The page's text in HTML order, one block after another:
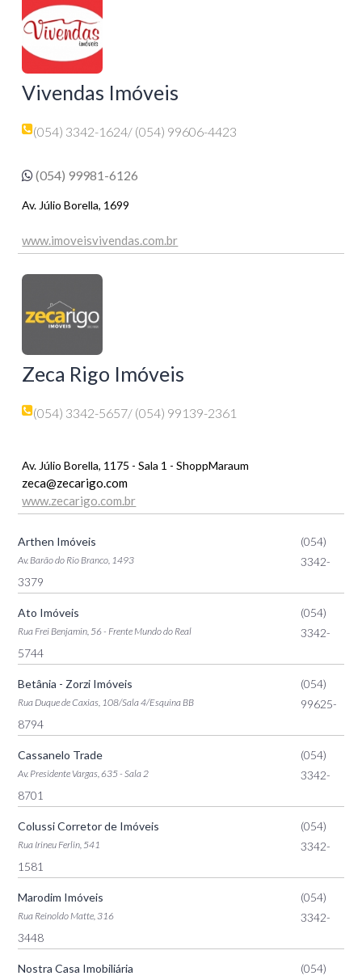
Vivendas Imóveis
(054) 3342-1624/ (054) 99606-4423
(054) 99981-6126
Av. Júlio Borella, 1699
www.imoveisvivendas.com.br
Zeca Rigo Imóveis
(054) 3342-5657/ (054) 99139-2361
Av. Júlio Borella, 1175 - Sala 1 - ShoppMaraum
zeca@zecarigo.com
www.zecarigo.com.br
Arthen Imóveis
Av. Barão do Rio Branco, 1493
(054)
3342-
3379
Ato Imóveis
Rua Frei Benjamin, 56 - Frente Mundo do Real
(054)
3342-
5744
Betânia - Zorzi Imóveis
Rua Duque de Caxias, 108/Sala 4/Esquina BB
(054)
99625-
8794
Cassanelo Trade
Av. Presidente Vargas, 635 - Sala 2
(054)
3342-
8701
Colussi Corretor de Imóveis
Rua Irineu Ferlin, 541
(054)
3342-
1581
Marodim Imóveis
Rua Reinoldo Matte, 316
(054)
3342-
3448
Nostra Casa Imobiliária
(054)